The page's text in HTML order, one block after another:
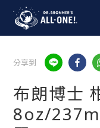
分享到
布朗博士
8oz/